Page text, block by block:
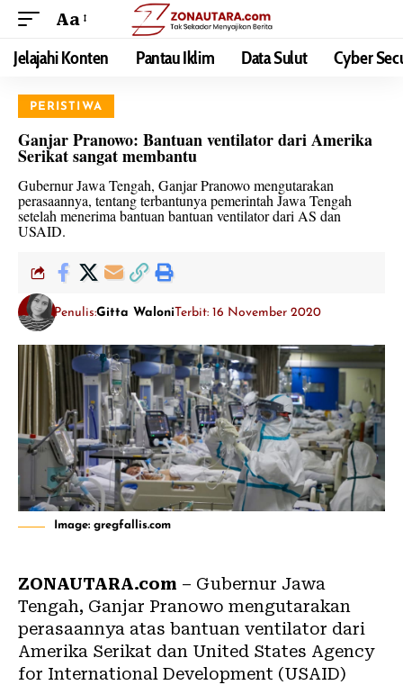
Aa
Jelajahi Konten Pantau Iklim Data Sulut Cyber
PERISTIWA
Ganjar Pranowo: Bantuan ventilator dari Amerika
Serikat sangat membantu
Gubernur Jawa Tengah, Ganjar Pranowo mengutarakan
perasaannya, tentang terbantunya pemerintah Jawa Tengah
setelah menerima bantuan bantuan ventilator dari AS dan
USAID.
Penulis:Gitta WaloniTerbit: 16 November 2020
Image: gregfallis.com
ZONAUTARA.com – Gubernur Jawa
Tengah, Ganjar Pranowo mengutarakan
perasaannya atas bantuan ventilator dari
Amerika Serikat dan United States Agency
for International Development (USAID)